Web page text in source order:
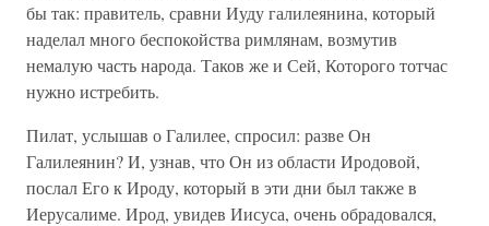
бы так: правитель, сравни Иуду галилеянина, который
наделал много беспокойства римлянам, возмутив
немалую часть народа. Таков же и Сей, Которого тотчас
нужно истребить.
Пилат, услышав о Галилее, спросил: разве Он
Галилеянин? И, узнав, что Он из области Иродовой,
послал Его к Ироду, который в эти дни был также в
Иерусалиме. Ирод, увидев Иисуса, очень обрадовался,